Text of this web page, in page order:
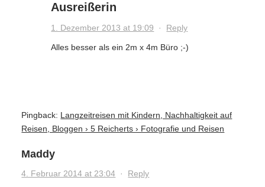
Ausreißerin
1. Dezember 2013 at 19:09 · Reply
Alles besser als ein 2m x 4m Büro ;-)
Pingback: Langzeitreisen mit Kindern, Nachhaltigkeit auf
Reisen, Bloggen › 5 Reicherts › Fotografie und Reisen
Maddy
4. Februar 2014 at 23:04 · Reply